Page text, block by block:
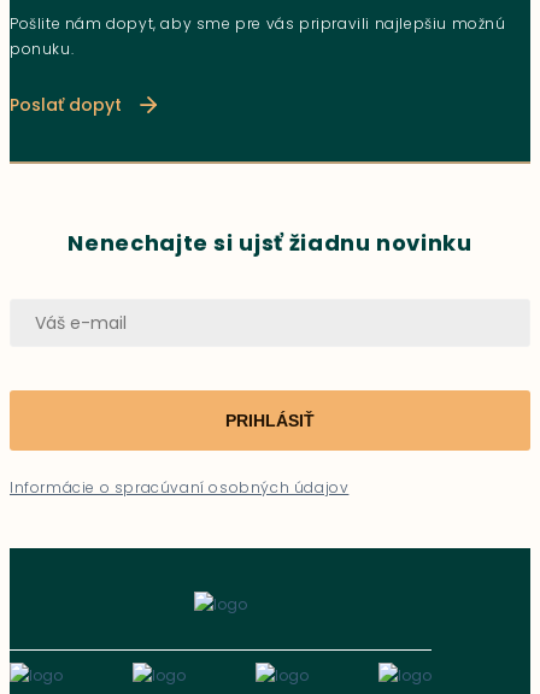
Pošlite nám dopyt, aby sme pre vás pripravili najlepšiu možnú
ponuku.
Poslať dopyt
Nenechajte si ujsť žiadnu novinku
PRIHLÁSIŤ
Informácie o spracúvaní osobných údajov